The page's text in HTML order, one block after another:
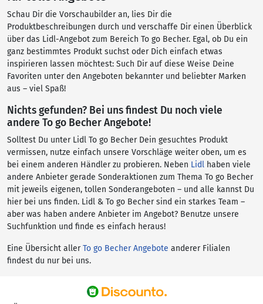
Schau Dir die Vorschaubilder an, lies Dir die
Produktbeschreibungen durch und verschaffe Dir einen Überblick
über das Lidl-Angebot zum Bereich To go Becher. Egal, ob Du ein
ganz bestimmtes Produkt suchst oder Dich einfach etwas
inspirieren lassen möchtest: Such Dir auf diese Weise Deine
Favoriten unter den Angeboten bekannter und beliebter Marken
aus – viel Spaß!
Nichts gefunden? Bei uns findest Du noch viele
andere To go Becher Angebote!
Solltest Du unter Lidl To go Becher Dein gesuchtes Produkt
vermissen, nutze einfach unsere Vorschläge weiter oben, um es
bei einem anderen Händler zu probieren. Neben Lidl haben viele
andere Anbieter gerade Sonderaktionen zum Thema To go Becher
mit jeweils eigenen, tollen Sonderangeboten – und alle kannst Du
hier bei uns finden. Lidl & To go Becher sind ein starkes Team –
aber was haben andere Anbieter im Angebot? Benutze unsere
Suchfunktion und finde es einfach heraus!
Eine Übersicht allerTo go Becher Angebote anderer Filialen
findest du nur bei uns.